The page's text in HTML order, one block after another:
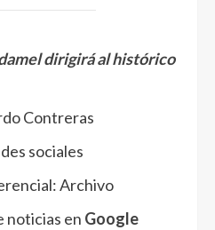
dirigirá al histórico
Contreras
sociales
Archivo
noticias en Google